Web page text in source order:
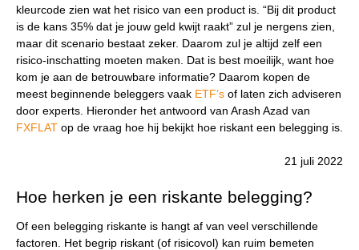
kleurcode zien wat het risico van een product is. “Bij dit product
is de kans 35% dat je jouw geld kwijt raakt” zul je nergens zien,
maar dit scenario bestaat zeker. Daarom zul je altijd zelf een
risico-inschatting moeten maken. Dat is best moeilijk, want hoe
kom je aan de betrouwbare informatie? Daarom kopen de
meest beginnende beleggers vaak ETF’s of laten zich adviseren
door experts. Hieronder het antwoord van Arash Azad van
FXFLAT op de vraag hoe hij bekijkt hoe riskant een belegging is.
21 juli 2022
Hoe herken je een riskante belegging?
Of een belegging riskante is hangt af van veel verschillende
factoren. Het begrip riskant (of risicovol) kan ruim bemeten